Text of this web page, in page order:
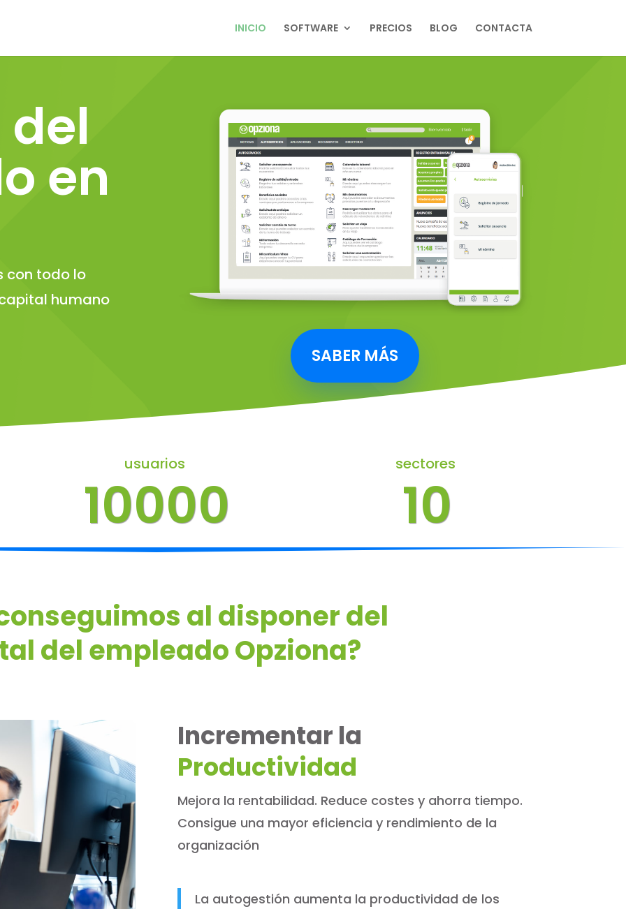
INICIO SOFTWARE PRECIOS BLOG CONTACTA
en
con todo lo
humano
SABER MÁS
usuarios
10000
sectores
10
al disponer del
del empleado Opziona?
Incrementar la
Productividad
Mejora la rentabilidad. Reduce costes y ahorra tiempo.
Consigue una mayor eficiencia y rendimiento de la
organización
La autogestión aumenta la productividad de los